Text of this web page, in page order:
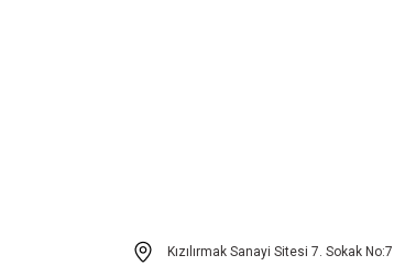
Kızılırmak Sanayi Sitesi 7. Sokak No:7